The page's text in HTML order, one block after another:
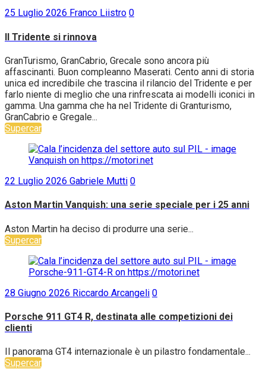
25 Luglio 2026 Franco Liistro 0
Il Tridente si rinnova
GranTurismo, GranCabrio, Grecale sono ancora più
affascinanti. Buon compleanno Maserati. Cento anni di storia
unica ed incredibile che trascina il rilancio del Tridente e per
farlo niente di meglio che una rinfrescata ai modelli iconici in
gamma. Una gamma che ha nel Tridente di Granturismo,
GranCabrio e Gregale...
Supercar
22 Luglio 2026 Gabriele Mutti 0
Aston Martin Vanquish: una serie speciale per i 25 anni
Aston Martin ha deciso di produrre una serie...
Supercar
28 Giugno 2026 Riccardo Arcangeli 0
Porsche 911 GT4 R, destinata alle competizioni dei
clienti
Il panorama GT4 internazionale è un pilastro fondamentale...
Supercar